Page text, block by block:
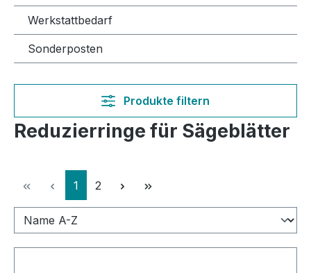
Werkstattbedarf
Sonderposten
Produkte filtern
Reduzierringe für Sägeblätter
Seite
1 Seite
2